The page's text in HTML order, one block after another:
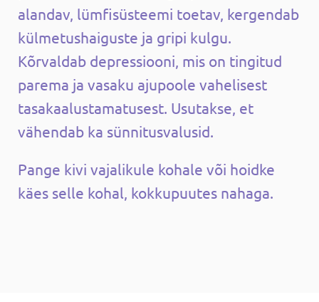
alandav, lümfisüsteemi toetav, kergendab
külmetushaiguste ja gripi kulgu.
Kõrvaldab depressiooni, mis on tingitud
parema ja vasaku ajupoole vahelisest
tasakaalustamatusest. Usutakse, et
vähendab ka sünnitusvalusid.
Pange kivi vajalikule kohale või hoidke
käes selle kohal, kokkupuutes nahaga.